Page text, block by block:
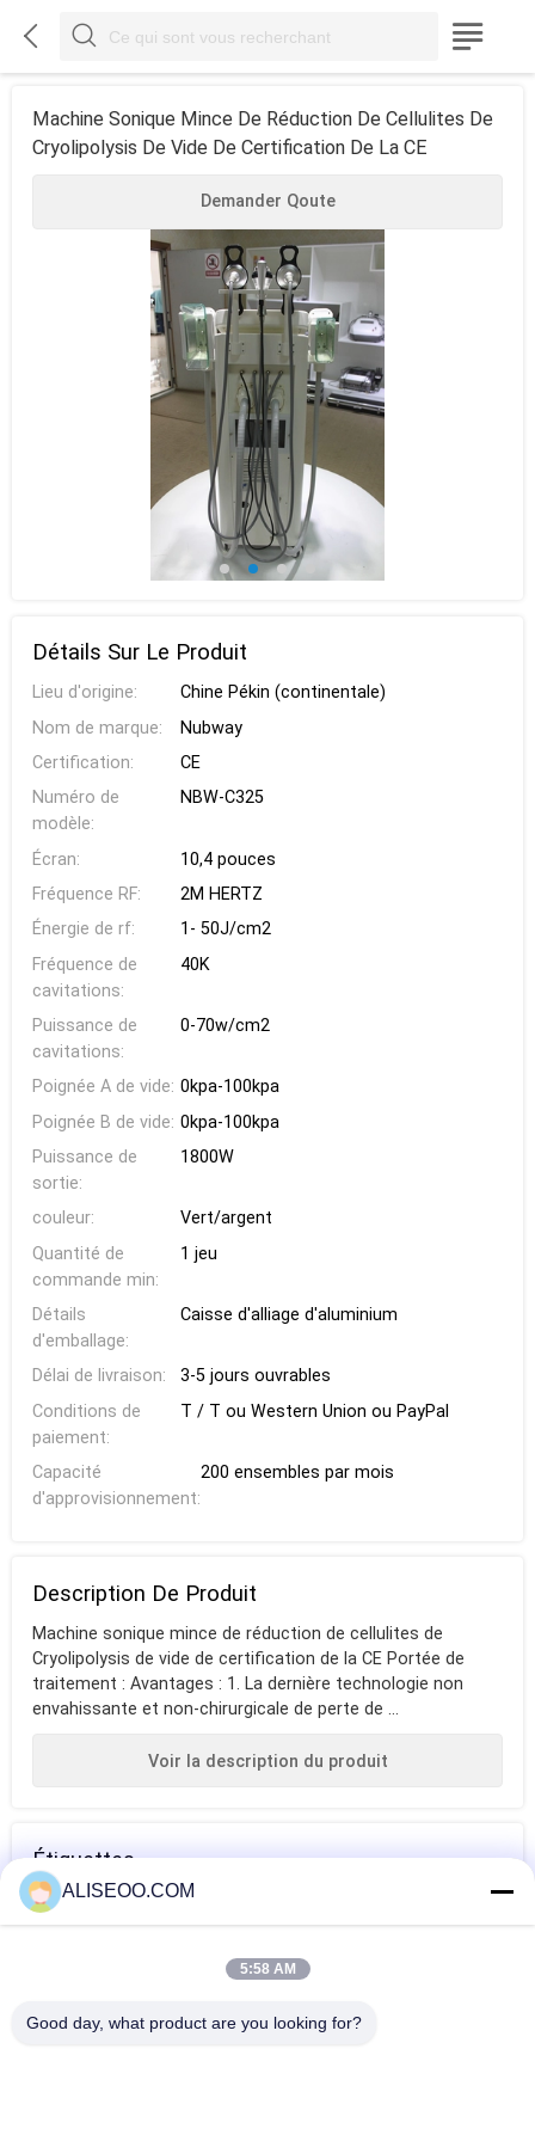
  
Machine Sonique Mince De Réduction De Cellulites De
Cryolipolysis De Vide De Certification De La CE
Demander Qoute
Détails Sur Le Produit
Lieu d'origine:
Chine Pékin (continentale)
Nom de marque:
Nubway
Certification:
CE
Numéro de
modèle:
NBW-C325
Écran:
10,4 pouces
Fréquence RF:
2M HERTZ
Énergie de rf:
1- 50J/cm2
Fréquence de
cavitations:
40K
Puissance de
cavitations:
0-70w/cm2
Poignée A de vide: 0kpa-100kpa
Poignée B de vide: 0kpa-100kpa
Puissance de
sortie:
1800W
couleur:
Vert/argent
Quantité de
commande min:
1 jeu
Détails
d'emballage:
Caisse d'alliage d'aluminium
Délai de livraison:
3-5 jours ouvrables
Conditions de
paiement:
T / T ou Western Union ou PayPal
Capacité
d'approvisionnement:
200 ensembles par mois
Description De Produit
Machine sonique mince de réduction de cellulites de
Cryolipolysis de vide de certification de la CE Portée de
traitement : Avantages : 1. La dernière technologie non
envahissante et non-chirurgicale de perte de ...
Voir la description du produit
Étiquettes
corps formant la
de cellulites
ALISEOO.COM
5:58 AM
Good day, what product are you looking for?